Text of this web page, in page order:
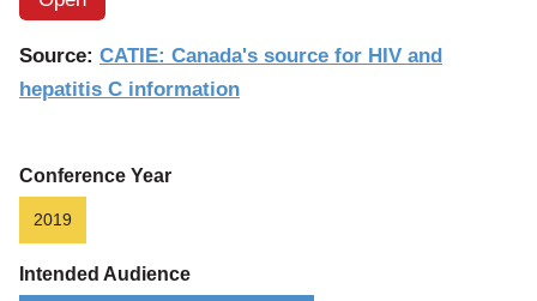
Source: CATIE: Canada's source for HIV and
hepatitis C information
Conference Year
2019
Intended Audience